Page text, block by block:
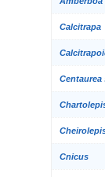
Calcitrapa
Centaurea
Cnicus